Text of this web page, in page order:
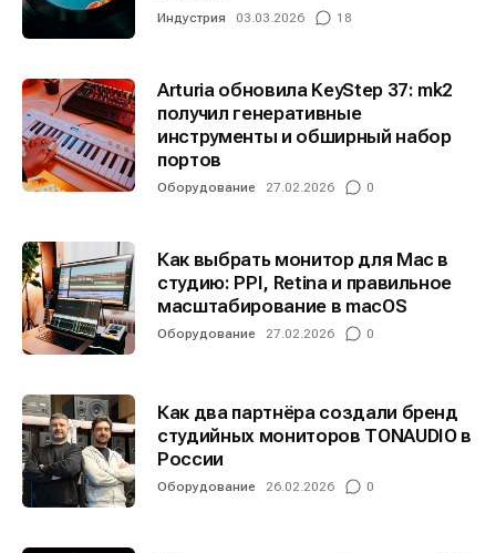
Индустрия 03.03.2026 18
Arturia обновила KeyStep 37: mk2
получил генеративные
инструменты и обширный набор
портов
Оборудование 27.02.2026 0
Как выбрать монитор для Mac в
студию: PPI, Retina и правильное
масштабирование в macOS
Оборудование 27.02.2026 0
Как два партнёра создали бренд
студийных мониторов TONAUDIO в
России
Оборудование 26.02.2026 0